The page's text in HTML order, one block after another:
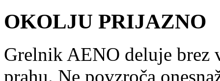
OKOLJU PRIJAZNO
Grelnik AENO deluje brez
prahu. Ne povzroča